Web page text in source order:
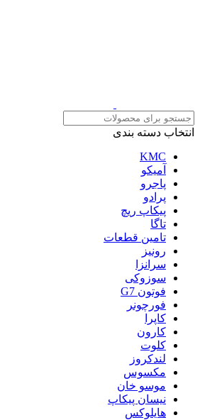
انتخاب دسته بندی
KMC
آمیکو
پاجرو
پرادو
پیکاپ ریچ
تاگا
تامین قطعات
رونیز
سرانزا
سوزوکی
فوتون G7
فورچونر
کاپرا
کارون
کلوت
لندکروز
مکسوس
موسو خان
نیسان پیکاپ
هایلوکس